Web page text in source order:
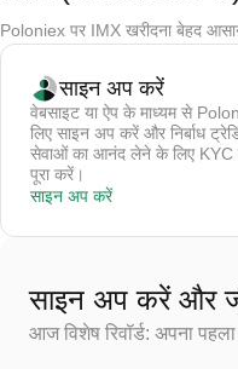
Poloniex पर IMX खरीदना बेहद
साइन अप करें
वेबसाइट या ऐप के माध्यम से
लिए साइन अप करें और निर्बाध
सेवाओं का आनंद लेने के लिए KYC
पूरा करें।
साइन अप करें
साइन अप करें और
आज विशेष रिवॉर्ड: अपना